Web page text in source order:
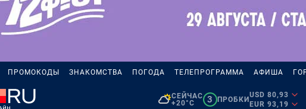
ПРОМОКОДЫ ЗНАКОМСТВА ПОГОДА ТЕЛЕПРОГРАММА АФИША
СЕЙЧАС
+20°C
3 ПРОБКИ
USD 80,93
EUR 93,19